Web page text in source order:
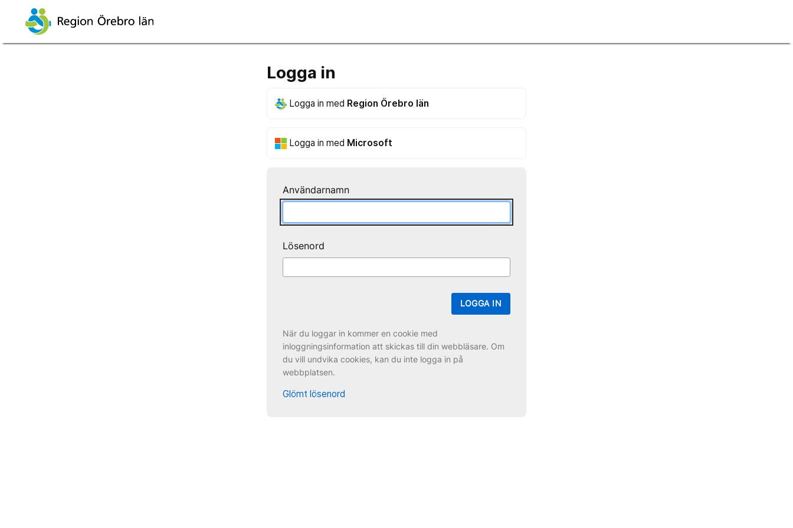
Logga in
Logga in med Region Örebro län
Logga in med Microsoft
Användarnamn
Lösenord
LOGGA IN
När du loggar in kommer en cookie med
inloggningsinformation att skickas till din webbläsare. Om
du vill undvika cookies, kan du inte logga in på
webbplatsen.
Glömt lösenord